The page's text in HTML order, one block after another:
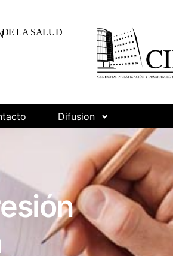
DE LA SALUD
Difusion